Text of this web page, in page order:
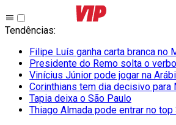
Tendências:
Filipe Luís ganha carta branca no
Presidente do Remo solta o verbo
Vinícius Júnior pode jogar na
Corinthians tem dia decisivo para
Tapia deixa o São Paulo
Thiago Almada pode entrar no top